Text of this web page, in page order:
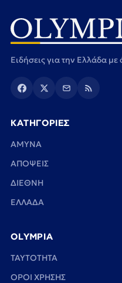
Ειδήσεις για την Ελλάδα
ΚΑΤΗΓΟΡΙΕΣ
ΑΜΥΝΑ
ΑΠΟΨΕΙΣ
ΔΙΕΘΝΗ
ΕΛΛΑΔΑ
OLYMPIA
TAYTOTHTA
ΟΡΟΙ ΧΡΗΣΗΣ